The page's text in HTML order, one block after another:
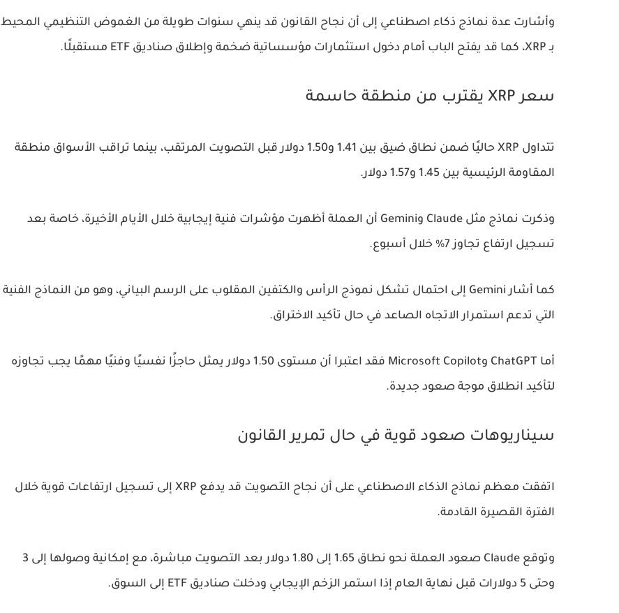
وأشارت عدة نماذج ذكاء اصطناعي إلى أن نجاح القانون قد ينهي سنوات طويلة من الغموض التنظيمي المحيط
بـ XRP، كما قد يفتح الباب أمام دخول استثمارات مؤسساتية ضخمة وإطلاق صناديق ETF مستقبلًا.
سعر XRP يقترب من منطقة حاسمة
تتداول XRP حاليًا ضمن نطاق ضيق بين 1.41 و1.50 دولار قبل التصويت المرتقب، بينما تراقب الأسواق منطقة
المقاومة الرئيسية بين 1.45 و1.57 دولار.
وذكرت نماذج مثل Claude وGemini أن العملة أظهرت مؤشرات فنية إيجابية خلال الأيام الأخيرة، خاصة بعد
تسجيل ارتفاع تجاوز 7% خلال أسبوع.
كما أشار Gemini إلى احتمال تشكل نموذج الرأس والكتفين المقلوب على الرسم البياني، وهو من النماذج الفنية
التي تدعم استمرار الاتجاه الصاعد في حال تأكيد الاختراق.
أما ChatGPT وMicrosoft Copilot فقد اعتبرا أن مستوى 1.50 دولار يمثل حاجزًا نفسيًا وفنيًا مهمًا يجب تجاوزه
لتأكيد انطلاق موجة صعود جديدة.
سيناريوهات صعود قوية في حال تمرير القانون
اتفقت معظم نماذج الذكاء الاصطناعي على أن نجاح التصويت قد يدفع XRP إلى تسجيل ارتفاعات قوية خلال
الفترة القصيرة القادمة.
وتوقع Claude صعود العملة نحو نطاق 1.65 إلى 1.80 دولار بعد التصويت مباشرة، مع إمكانية وصولها إلى 3
وحتى 5 دولارات قبل نهاية العام إذا استمر الزخم الإيجابي ودخلت صناديق ETF إلى السوق.